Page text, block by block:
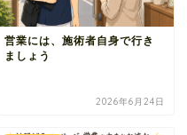
営業には、施術者自身で行き
ましょう
2026年6月24日